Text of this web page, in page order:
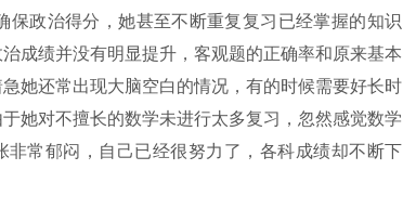
政治得分，她甚至不断重复复习已经掌握的知识
成绩并没有明显提升，客观题的正确率和原来基本
她还常出现大脑空白的情况，有的时候需要好长时
她对不擅长的数学未进行太多复习，忽然感觉数学
非常郁闷，自己已经很努力了，各科成绩却不断下